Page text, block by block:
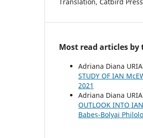
Most read articles
Adriana Diana
STUDY OF IAN
2021
Adriana Diana
OUTLOOK INTO
Babeș-Bolyai